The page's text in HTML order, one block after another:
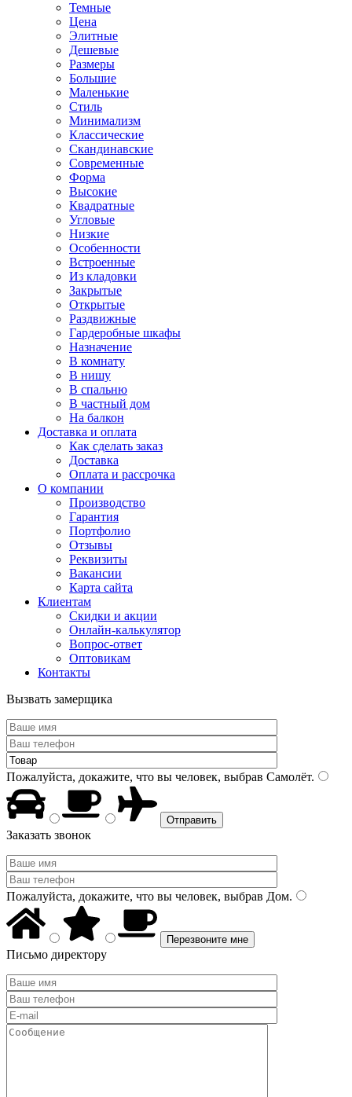
Темные
Цена
Элитные
Дешевые
Размеры
Большие
Маленькие
Стиль
Минимализм
Классические
Скандинавские
Современные
Форма
Высокие
Квадратные
Угловые
Низкие
Особенности
Встроенные
Из кладовки
Закрытые
Открытые
Раздвижные
Гардеробные шкафы
Назначение
В комнату
В нишу
В спальню
В частный дом
На балкон
Доставка и оплата
Как сделать заказ
Доставка
Оплата и рассрочка
О компании
Производство
Гарантия
Портфолио
Отзывы
Реквизиты
Вакансии
Карта сайта
Клиентам
Скидки и акции
Онлайн-калькулятор
Вопрос-ответ
Оптовикам
Контакты
Вызвать замерщика
Пожалуйста, докажите, что вы человек, выбрав Самолёт.
Заказать звонок
Пожалуйста, докажите, что вы человек, выбрав Дом.
Письмо директору